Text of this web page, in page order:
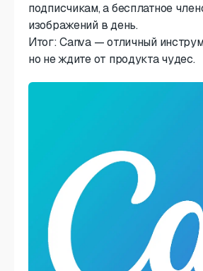
подписчикам, а бесплатное
изображений в день.
Итог: Canva — отличный
но не ждите от продукта чудес.